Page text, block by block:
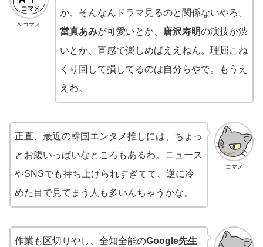
AIコマメ
か、そんなんドラマ見るのと関係ないやろ。
當真あみが可愛いとか、 唐沢寿明の演技が渋
いとか、直感で楽しめばええねん。理屈こね
くり回して損してるのは自分らやで。もうえ
えわ。
コマメ
正直、最近の韓国エンタメ推しには、ちょっ
とお腹いっぱいなところもあるわ。ニュース
やSNSでも持ち上げられすぎてて、逆に冷
めた目で見てまう人も多いんちゃうかな。
作業も区切りやし、全知全能のGoogle先生